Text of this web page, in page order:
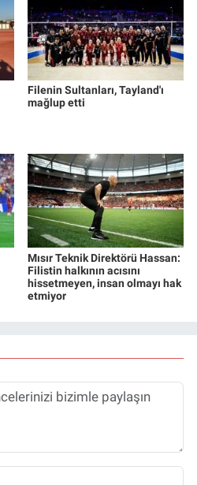
Filenin Sultanları, Tayland'ı
mağlup etti
Mısır Teknik Direktörü Hassan:
Filistin halkının acısını
hissetmeyen, insan olmayı hak
etmiyor